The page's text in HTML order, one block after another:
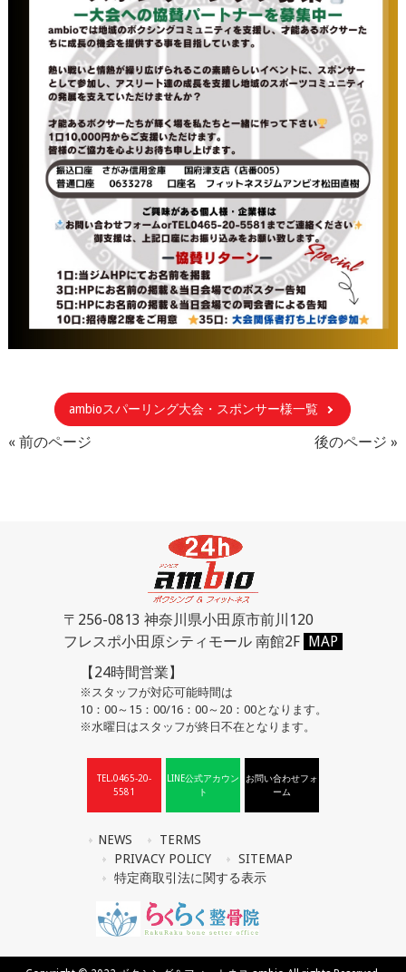
ambioスパーリング大会・スポンサー様一覧
« 前のページ 後のページ »
〒256-0813 神奈川県小田原市前川120
フレスポ小田原シティモール 南館2F MAP
【24時間営業】
※スタッフが対応可能時間は
10：00～15：00/16：00～20：00となります。
※水曜日はスタッフが終日不在となります。
TEL.0465-20-
5581
LINE公式アカウン
ト
お問い合わせフォ
ーム
NEWS
TERMS
PRIVACY POLICY
SITEMAP
特定商取引法に関する表示